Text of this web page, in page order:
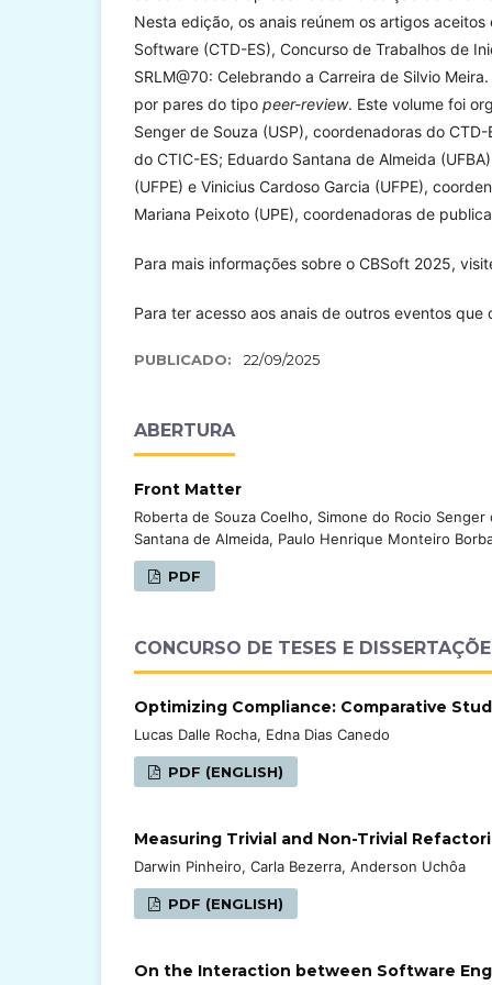
Nesta edição, os anais reúnem os artigos
Software (CTD-ES), Concurso de Trabalhos de
SRLM@70: Celebrando a Carreira de Silvio
por pares do tipo peer-review. Este volume foi
Senger de Souza (USP), coordenadoras do
do CTIC-ES; Eduardo Santana de Almeida
(UFPE) e Vinicius Cardoso Garcia (UFPE),
Mariana Peixoto (UPE), coordenadoras de
Para mais informações sobre o CBSoft 2025,
Para ter acesso aos anais de outros eventos
PUBLICADO: 22/09/2025
ABERTURA
Front Matter
Roberta de Souza Coelho, Simone do Rocio
Santana de Almeida, Paulo Henrique Monteiro
PDF
CONCURSO DE TESES E
Optimizing Compliance: Comparative
Lucas Dalle Rocha, Edna Dias Canedo
PDF (ENGLISH)
Measuring Trivial and Non-Trivial
Darwin Pinheiro, Carla Bezerra, Anderson Uchôa
PDF (ENGLISH)
On the Interaction between Software